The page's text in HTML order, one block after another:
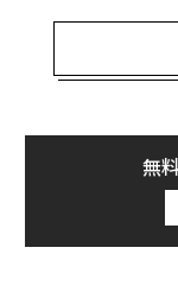
6月12日に迫るスペー
額の2倍に到達
イーロン・マスクが
スペースXのIPO、1株
回り、米国企業
マスク氏は経営
進めている。
6月6日には、ス
早くも目標額の
日の初値、上場
無